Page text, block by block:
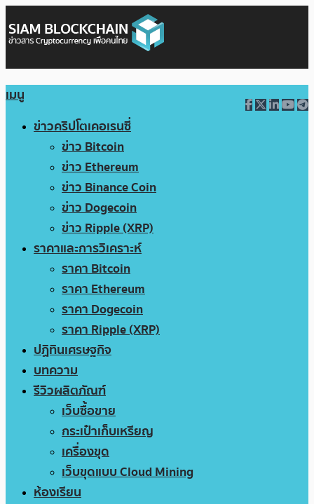
เมนู
ข่าวคริปโตเคอเรนซี่
ข่าว Bitcoin
ข่าว Ethereum
ข่าว Binance Coin
ข่าว Dogecoin
ข่าว Ripple (XRP)
ราคาและการวิเคราะห์
ราคา Bitcoin
ราคา Ethereum
ราคา Dogecoin
ราคา Ripple (XRP)
ปฏิทินเศรษฐกิจ
บทความ
รีวิวผลิตภัณฑ์
เว็บซื้อขาย
กระเป๋าเก็บเหรียญ
เครื่องขุด
เว็บขุดแบบ Cloud Mining
ห้องเรียน